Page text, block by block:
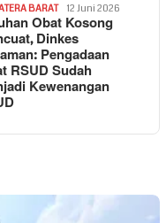
BARAT 12 Juni 2026
Obat Kosong
Dinkes
Pengadaan
RSUD Sudah
Kewenangan